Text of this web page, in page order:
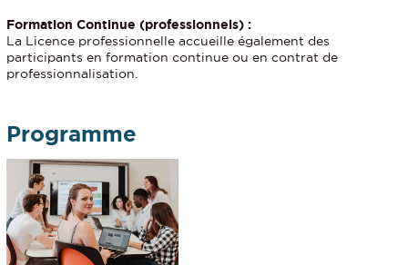
Formation Continue (professionnels) :
La Licence professionnelle accueille également des
participants en formation continue ou en contrat de
professionnalisation.
Programme